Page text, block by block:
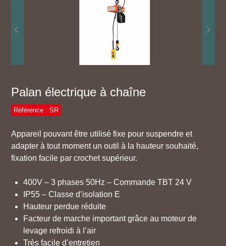
Palan électrique à chaîne
Référence : SR
Appareil pouvant être utilisé fixe pour suspendre et
adapter à tout moment un outil à la hauteur souhaité,
fixation facile par crochet supérieur.
400V – 3 phases 50Hz – Commande TBT 24 V
IP55 – Classe d’isolation E
Hauteur perdue réduite
Facteur de marche important grâce au moteur de
levage refroidi à l’air
Très facile d’entretien